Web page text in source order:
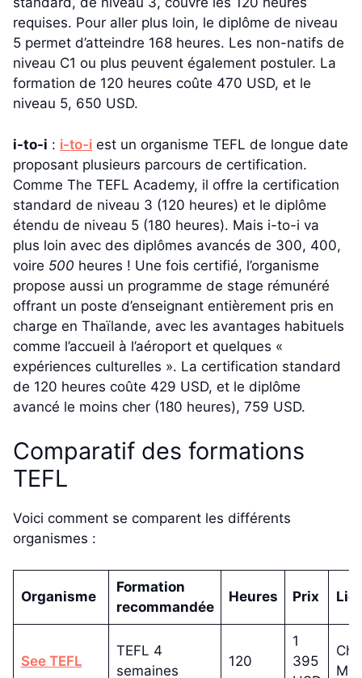
requises. Pour aller plus loin, le diplôme de niveau
5 permet d’atteindre 168 heures. Les non-natifs de
niveau C1 ou plus peuvent également postuler. La
formation de 120 heures coûte 470 USD, et le
niveau 5, 650 USD.
i-to-i : i-to-i est un organisme TEFL de longue date
proposant plusieurs parcours de certification.
Comme The TEFL Academy, il offre la certification
standard de niveau 3 (120 heures) et le diplôme
étendu de niveau 5 (180 heures). Mais i-to-i va
plus loin avec des diplômes avancés de 300, 400,
voire 500 heures ! Une fois certifié, l’organisme
propose aussi un programme de stage rémunéré
offrant un poste d’enseignant entièrement pris en
charge en Thaïlande, avec les avantages habituels
comme l’accueil à l’aéroport et quelques «
expériences culturelles ». La certification standard
de 120 heures coûte 429 USD, et le diplôme
avancé le moins cher (180 heures), 759 USD.
Comparatif des formations
TEFL
Voici comment se comparent les différents
organismes :
Organisme
Formation
recommandée
Heures Prix
See TEFL
TEFL 4
semaines
120
1
395
Mai